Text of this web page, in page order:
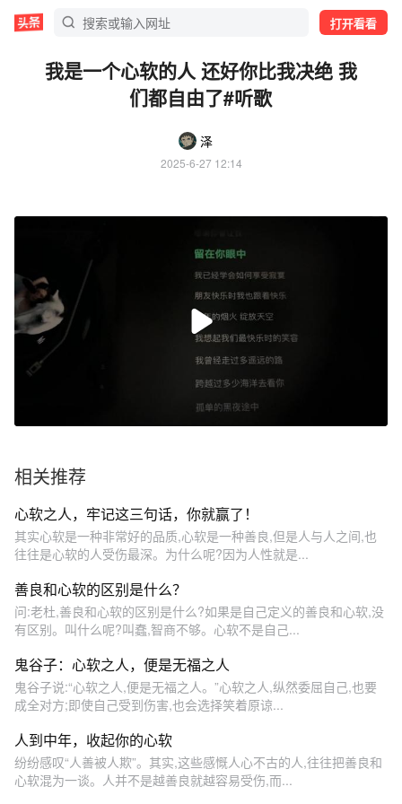
打开看看
我是一个心软的人 还好你比我决绝 我
们都自由了#听歌
泽_
2025-6-27 12:14
相关推荐
心软之人，牢记这三句话，你就赢了！
其实心软是一种非常好的品质,心软是一种善良,但是人与人之间,也
往往是心软的人受伤最深。为什么呢?因为人性就是...
善良和心软的区别是什么？
问:老杜,善良和心软的区别是什么?如果是自己定义的善良和心软,没
有区别。叫什么呢?叫蠢,智商不够。心软不是自己...
鬼谷子：心软之人，便是无福之人
鬼谷子说:“心软之人,便是无福之人。”心软之人,纵然委屈自己,也要
成全对方;即使自己受到伤害,也会选择笑着原谅...
人到中年，收起你的心软
纷纷感叹“人善被人欺”。其实,这些感慨人心不古的人,往往把善良和
心软混为一谈。人并不是越善良就越容易受伤,而...